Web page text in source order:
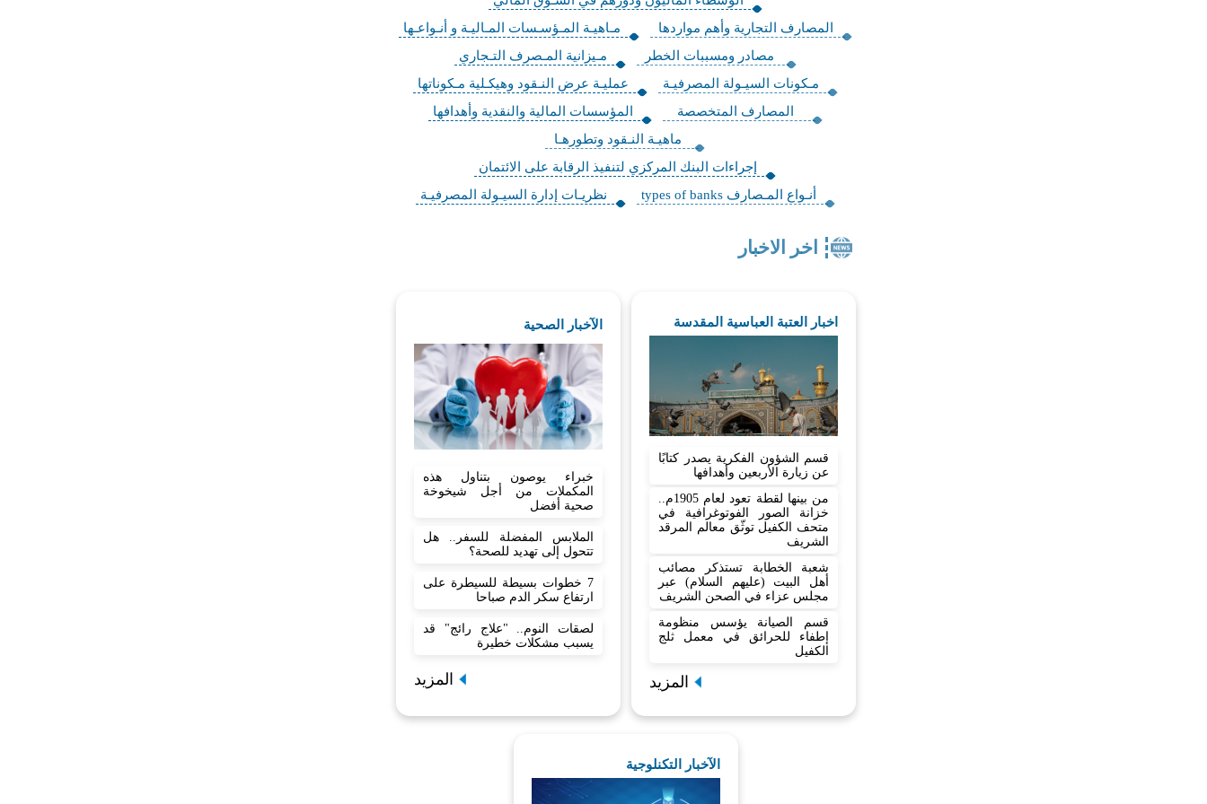
المصارف التجارية وأهم مواردها
مـاهيـة المـؤسـسات المـاليـة و أنـواعـها
مصادر ومسببات الخطر
مـيزانية المـصرف التـجاري
مـكونات السيـولة المصرفيـة
عمليـة عرض النـقود وهيكـلية مـكوناتها
المصارف المتخصصة
المؤسسات المالية والنقدية وأهدافها
ماهيـة النـقود وتطورهـا
إجراءات البنك المركزي لتنفيذ الرقابة على الائتمان
أنـواع المـصارف types of banks
نظريـات إدارة السيـولة المصرفيـة
اخر الاخبار
اخبار العتبة العباسية المقدسة
قسم الشؤون الفكرية يصدر كتابًا
عن زيارة الأربعين وأهدافها
من بينها لقطة تعود لعام 1905م..
خزانة الصور الفوتوغرافية في
متحف الكفيل توثّق معالم المرقد
الشريف
شعبة الخطابة تستذكر مصائب
أهل البيت (عليهم السلام) عبر
مجلس عزاء في الصحن الشريف
قسم الصيانة يؤسس منظومة
إطفاء للحرائق في معمل ثلج
الكفيل
المزيد
الآخبار الصحية
خبراء يوصون بتناول هذه
المكملات من أجل شيخوخة
صحية أفضل
الملابس المفضلة للسفر.. هل
تتحول إلى تهديد للصحة؟
7 خطوات بسيطة للسيطرة على
ارتفاع سكر الدم صباحا
لصقات النوم.. "علاج رائج" قد
يسبب مشكلات خطيرة
المزيد
الآخبار التكنلوجية